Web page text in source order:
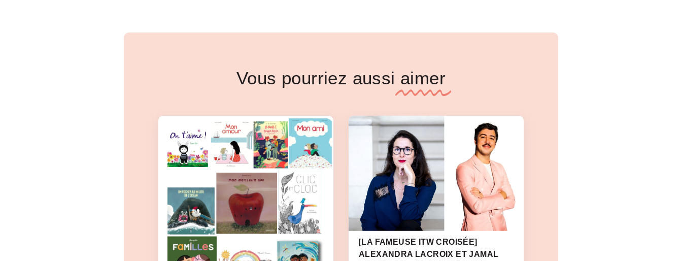
Vous pourriez aussi aimer
[LA FAMEUSE ITW CROISÉE]
ALEXANDRA LACROIX ET JAMAL